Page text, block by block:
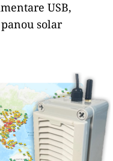
USB,
solar